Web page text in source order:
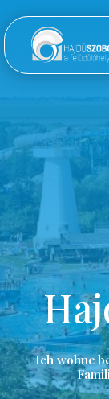
Ich wohne